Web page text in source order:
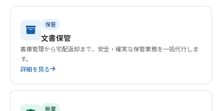
保管
文書保管
書庫管理から宅配返却まで、安全・確実な保管業務を一括代行しま
す。
詳細を見る
廃棄